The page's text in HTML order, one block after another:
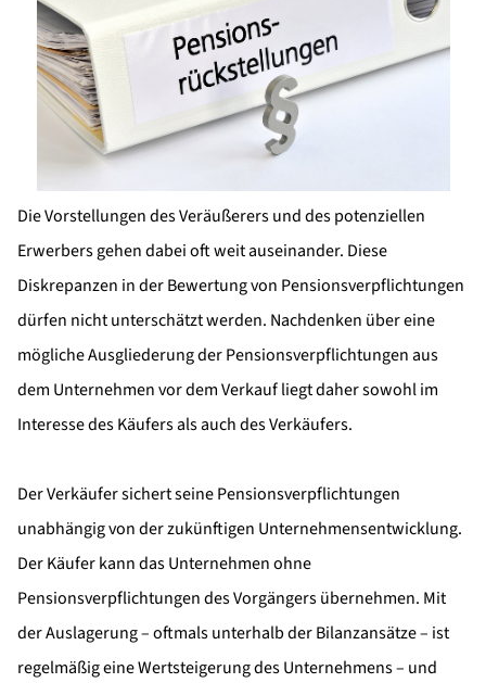
Die Vorstellungen des Veräußerers und des potenziellen
Erwerbers gehen dabei oft weit auseinander. Diese
Diskrepanzen in der Bewertung von Pensionsverpflichtungen
dürfen nicht unterschätzt werden. Nachdenken über eine
mögliche Ausgliederung der Pensionsverpflichtungen aus
dem Unternehmen vor dem Verkauf liegt daher sowohl im
Interesse des Käufers als auch des Verkäufers.
Der Verkäufer sichert seine Pensionsverpflichtungen
unabhängig von der zukünftigen Unternehmensentwicklung.
Der Käufer kann das Unternehmen ohne
Pensionsverpflichtungen des Vorgängers übernehmen. Mit
der Auslagerung – oftmals unterhalb der Bilanzansätze – ist
regelmäßig eine Wertsteigerung des Unternehmens – und